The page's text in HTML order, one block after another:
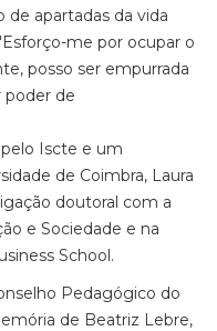
apartadas da vida
me por ocupar o
posso ser empurrada
poder de
Iscte e um
de Coimbra, Laura
doutoral com a
e Sociedade e na
School.
Pedagógico do
de Beatriz Lebre,